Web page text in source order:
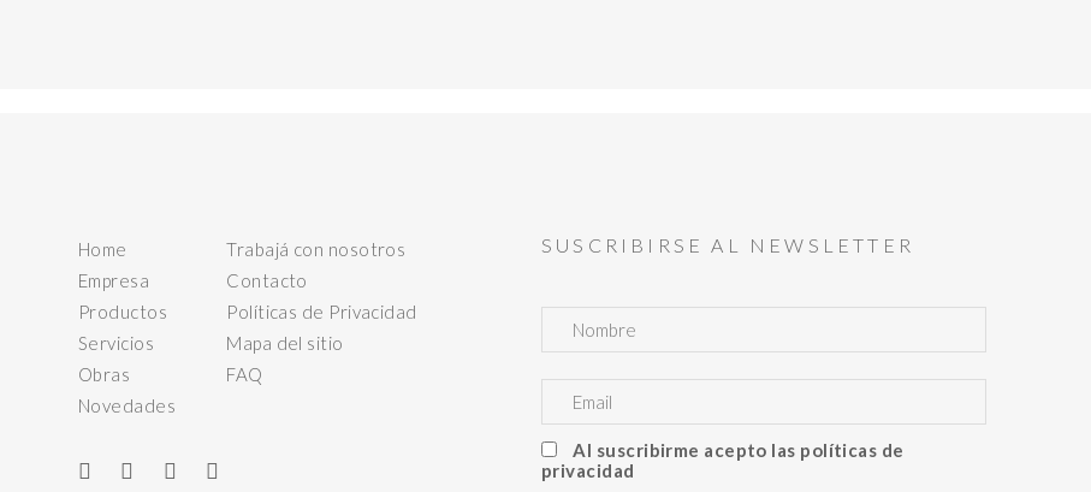
Home
Empresa
Productos
Servicios
Obras
Novedades
Trabajá con nosotros
Contacto
Políticas de Privacidad
Mapa del sitio
FAQ
SUSCRIBIRSE AL NEWSLETTER
Al suscribirme acepto las políticas de
privacidad